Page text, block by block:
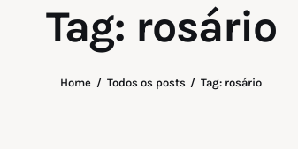
Tag: rosário
Home Todos os posts Tag: rosário